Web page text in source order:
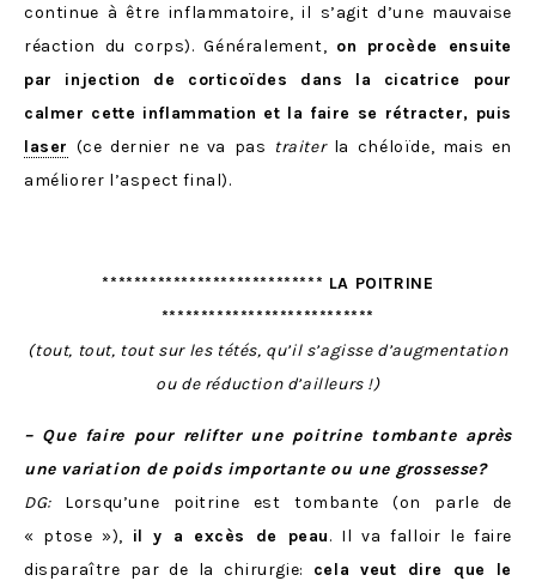
continue à être inflammatoire, il s’agit d’une mauvaise
réaction du corps). Généralement, on procède ensuite
par injection de corticoïdes dans la cicatrice pour
calmer cette inflammation et la faire se rétracter, puis
laser (ce dernier ne va pas traiterla chéloïde, mais en
améliorer l’aspect final).
**************************** LA POITRINE
***************************
(tout, tout, tout sur les tétés, qu’il s’agisse d’augmentation
ou de réduction d’ailleurs !)
– Que faire pour relifter une poitrine tombante après
une variation de poids importante ou une grossesse?
DG:Lorsqu’une poitrine est tombante (on parle de
« ptose »), il y a excès de peau. Il va falloir le faire
disparaître par de la chirurgie: cela veut dire que le